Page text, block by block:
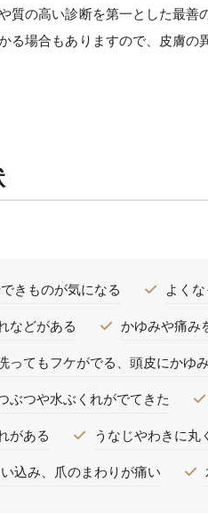
質の高い診断を第一とした最善
る場合もありますので、皮膚の
きものが気になる よく
などがある かゆみや痛み
ってもフケがでる、頭皮にかゆ
ぶつや水ぶくれがでてきた
がある うなじやわきに丸
込み、爪のまわりが痛い